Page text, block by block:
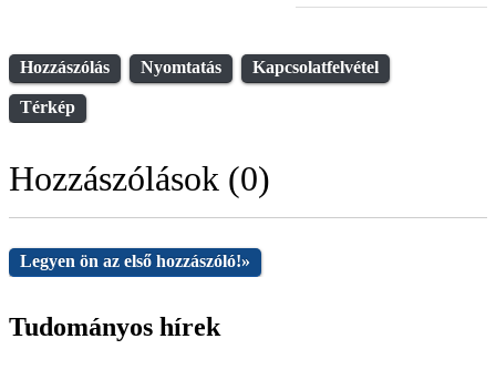
Hozzászólás Nyomtatás Kapcsolatfelvétel
Térkép
Hozzászólások (0)
Legyen ön az első hozzászóló!»
Tudományos hírek